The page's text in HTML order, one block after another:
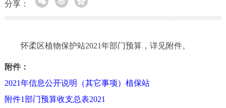
分享：
怀柔区植物保护站2021年部门预算，详见附件。
附件：
2021年信息公开说明（其它事项）植保站
附件1部门预算收支总表2021